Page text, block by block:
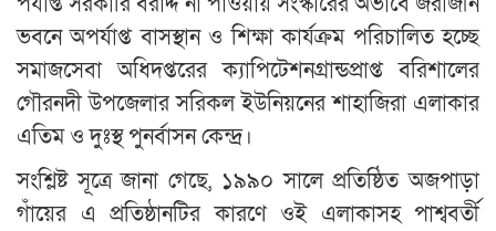
ভবনে অপর্যাপ্ত বাসস্থান ও শিক্ষা কার্যক্রম পরিচালিত হচ্ছে
সমাজসেবা অধিদপ্তরের ক্যাপিটেশনগ্রান্ডপ্রাপ্ত বরিশালের
গৌরনদী উপজেলার সরিকল ইউনিয়নের শাহাজিরা এলাকার
এতিম ও দুঃস্থ পুনর্বাসন কেন্দ্র।
সংশ্লিষ্ট সূত্রে জানা গেছে, ১৯৯০ সালে প্রতিষ্ঠিত অজপাড়া
গাঁয়ের এ প্রতিষ্ঠানটির কারণে ওই এলাকাসহ পাশ্ববর্তী